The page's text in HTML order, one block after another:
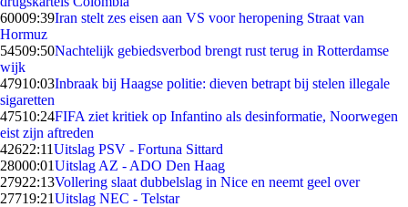
60009:39Iran stelt zes eisen aan VS voor heropening Straat van
Hormuz
54509:50Nachtelijk gebiedsverbod brengt rust terug in Rotterdamse
wijk
47910:03Inbraak bij Haagse politie: dieven betrapt bij stelen illegale
sigaretten
47510:24FIFA ziet kritiek op Infantino als desinformatie, Noorwegen
eist zijn aftreden
42622:11Uitslag PSV - Fortuna Sittard
28000:01Uitslag AZ - ADO Den Haag
27922:13Vollering slaat dubbelslag in Nice en neemt geel over
27719:21Uitslag NEC - Telstar